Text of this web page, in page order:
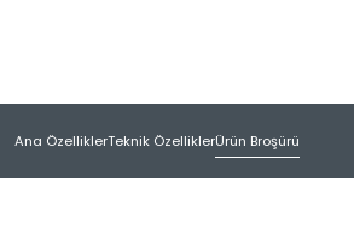
Ana ÖzelliklerTeknik ÖzelliklerÜrün Broşürü